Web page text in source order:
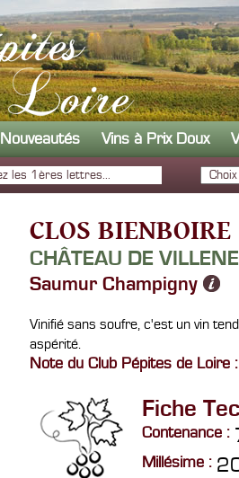
Nouveautés Vins à Prix Doux
CLOS
CHÂTEAU DE
Saumur Champigny
Vinifié sans soufre, c'est un vin
aspérité.
Note du Club Pépites de Loire :
Fiche
Contenance :
Millésime :